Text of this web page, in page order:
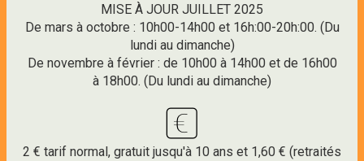
MISE À JOUR JUILLET 2025
De mars à octobre : 10h00-14h00 et 16h:00-20h:00. (Du
lundi au dimanche)
De novembre à février : de 10h00 à 14h00 et de 16h00
à 18h00. (Du lundi au dimanche)
2 € tarif normal, gratuit jusqu'à 10 ans et 1,60 € (retraités